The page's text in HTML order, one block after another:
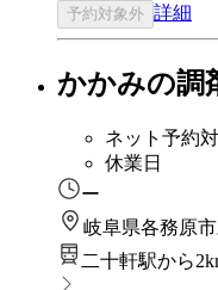
予約対象外 詳細
かかみの調
ネット予約
休業日
ー
岐阜県各務原
二十軒駅から